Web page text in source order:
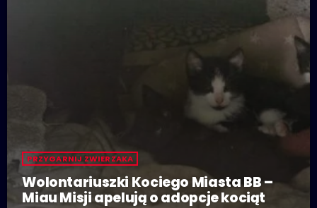
PRZYGARNIJ ZWIERZAKA
Wolontariuszki Kociego Miasta BB –
Miau Misji apelują o adopcje kociąt